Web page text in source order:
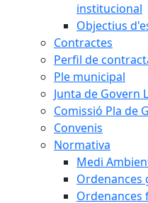
institucional
Objectius
Contractes
Perfil de
Ple municipal
Junta de Govern
Comissió Pla de
Convenis
Normativa
Medi
Ordenances
Ordenances